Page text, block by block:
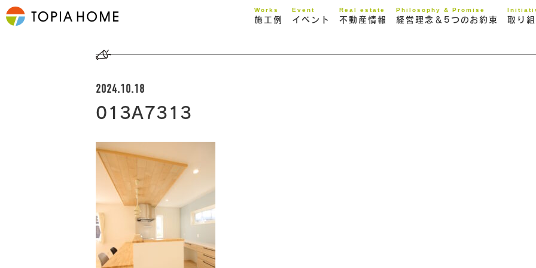
Works
施工例
Event
イベント
Real estate
不動産情報
Philosophy & Promise
経営理念＆5つのお約束 取り
2024.10.18
013A7313